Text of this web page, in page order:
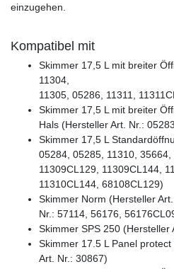
einzugehen.
Kompatibel mit
Skimmer 17,5 L mit breiter
11304,
11305, 05286, 11311,
Skimmer 17,5 L mit breiter
Hals (Hersteller Art. Nr.:
Skimmer 17,5 L
05284, 05285, 11310,
11309CL129, 11309CL144,
11310CL144, 68108CL129)
Skimmer Norm (Hersteller Art.
Nr.: 57114, 56176,
Skimmer SPS 250 (Hersteller
Skimmer 17.5 L Panel
Art. Nr.: 30867)